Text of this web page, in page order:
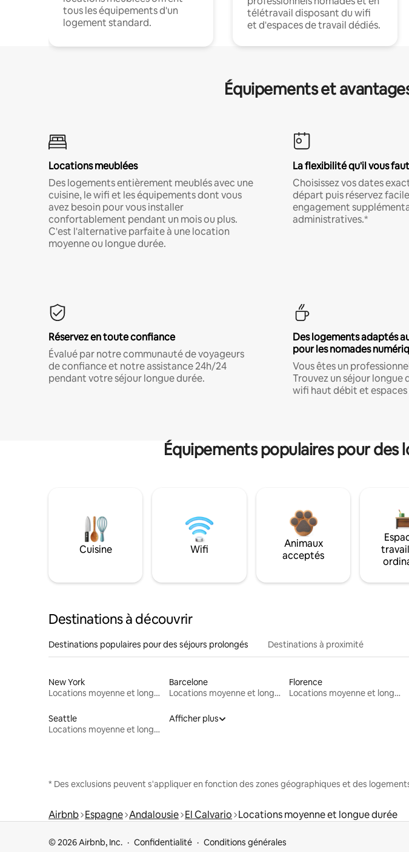
tous les équipements d'un
logement standard.
télétravail disposant du wifi
et d'espaces de travail dédiés.
Équipements et
Locations meublées
Des logements entièrement meublés avec une
cuisine, le wifi et les équipements dont vous
avez besoin pour vous installer
confortablement pendant un mois ou plus.
C'est l'alternative parfaite à une location
moyenne ou longue durée.
La flexibilité qu'il vous faut
Choisissez vos dates
départ puis réservez
engagement
administratives.*
Réservez en toute confiance
Évalué par notre communauté de voyageurs
de confiance et notre assistance 24h/24
pendant votre séjour longue durée.
Des logements adaptés
pour les nomades
Vous êtes un
Trouvez un séjour longue
wifi haut débit et
Équipements populaires pour
Cuisine Wifi
Animaux
acceptés
Destinations à découvrir
Destinations populaires pour des séjours prolongés Destinations à proximité
New York
Locations moyenne et longue durée
Barcelone
Locations moyenne et longue durée
Florence
Locations moyenne et longue durée
Seattle
Locations moyenne et longue durée
Afficher plus
* Des exclusions peuvent s'appliquer en fonction des zones géographiques et des
Airbnb Espagne Andalousie El Calvario Locations moyenne et longue durée
© 2026 Airbnb, Inc. Confidentialité Conditions générales